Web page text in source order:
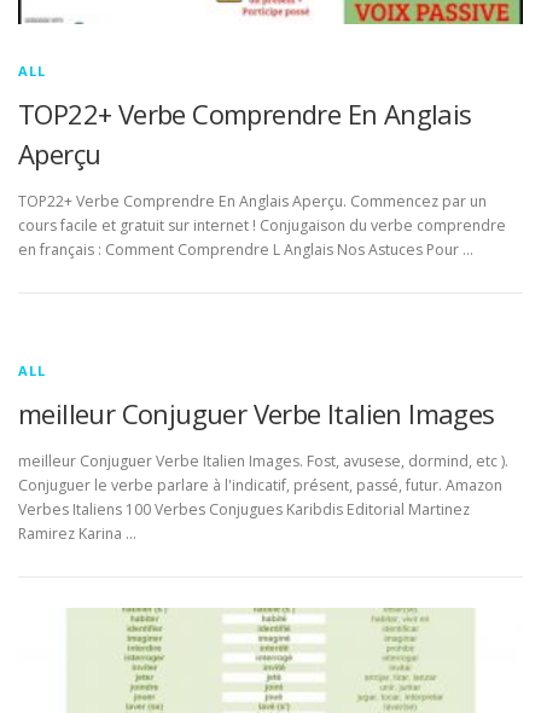
ALL
TOP22+ Verbe Comprendre En Anglais
Aperçu
TOP22+ Verbe Comprendre En Anglais Aperçu. Commencez par un
cours facile et gratuit sur internet ! Conjugaison du verbe comprendre
en français : Comment Comprendre L Anglais Nos Astuces Pour …
ALL
meilleur Conjuguer Verbe Italien Images
meilleur Conjuguer Verbe Italien Images. Fost, avusese, dormind, etc ).
Conjuguer le verbe parlare à l'indicatif, présent, passé, futur. Amazon
Verbes Italiens 100 Verbes Conjugues Karibdis Editorial Martinez
Ramirez Karina …